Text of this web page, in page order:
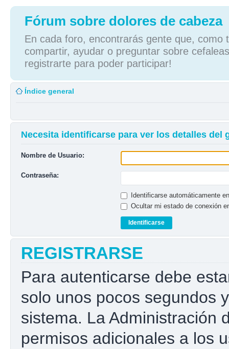
Fórum sobre dolores de cabeza
En cada foro, encontrarás gente que, como
compartir, ayudar o preguntar sobre
registrarte para poder participar!
Índice general
Necesita identificarse para ver los detalles del
Nombre de Usuario:
Contraseña:
Identificarse automáticamente
Ocultar mi estado de conexión
REGISTRARSE
Para autenticarse debe
solo unos pocos segundos
sistema. La Administración
permisos adicionales a los